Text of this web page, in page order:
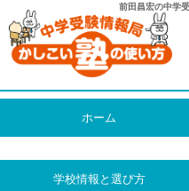
前田昌宏の中学
ホーム
学校情報と選び方